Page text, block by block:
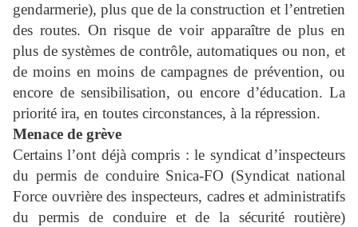
gendarmerie), plus que de la construction et l’entretien
des routes. On risque de voir apparaître de plus en
plus de systèmes de contrôle, automatiques ou non, et
de moins en moins de campagnes de prévention, ou
encore de sensibilisation, ou encore d’éducation. La
priorité ira, en toutes circonstances, à la répression.
Menace de grève
Certains l’ont déjà compris : le syndicat d’inspecteurs
du permis de conduire Snica-FO (Syndicat national
Force ouvrière des inspecteurs, cadres et administratifs
du permis de conduire et de la sécurité routière)